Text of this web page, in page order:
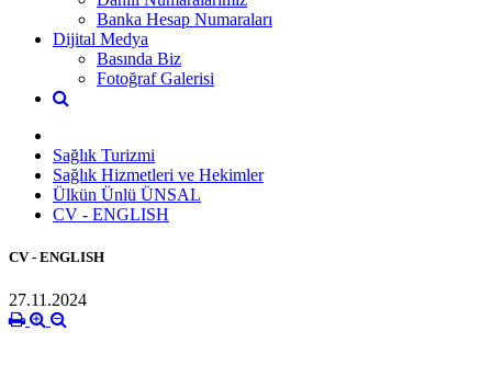
Banka Hesap Numaraları
Dijital Medya
Basında Biz
Fotoğraf Galerisi
Sağlık Turizmi
Sağlık Hizmetleri ve Hekimler
Ülkün Ünlü ÜNSAL
CV - ENGLISH
CV - ENGLISH
27.11.2024